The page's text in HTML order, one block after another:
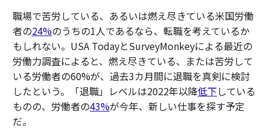
職場で苦労している、あるいは燃え尽きている米国労働
者の24%のうちの1人であるなら、転職を考えているか
もしれない。USA TodayとSurveyMonkeyによる最近の
労働力調査によると、燃え尽きている、または苦労して
いる労働者の60%が、過去3カ月間に退職を真剣に検討
したという。「退職」レベルは2022年以降低下している
ものの、労働者の43%が今年、新しい仕事を探す予定
だ。